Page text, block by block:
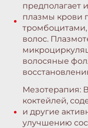
предполагает
плазмы крови
тромбоцитами,
волос.
волосяные
Мезотерапия:
коктейлей,
и другие
улучшению